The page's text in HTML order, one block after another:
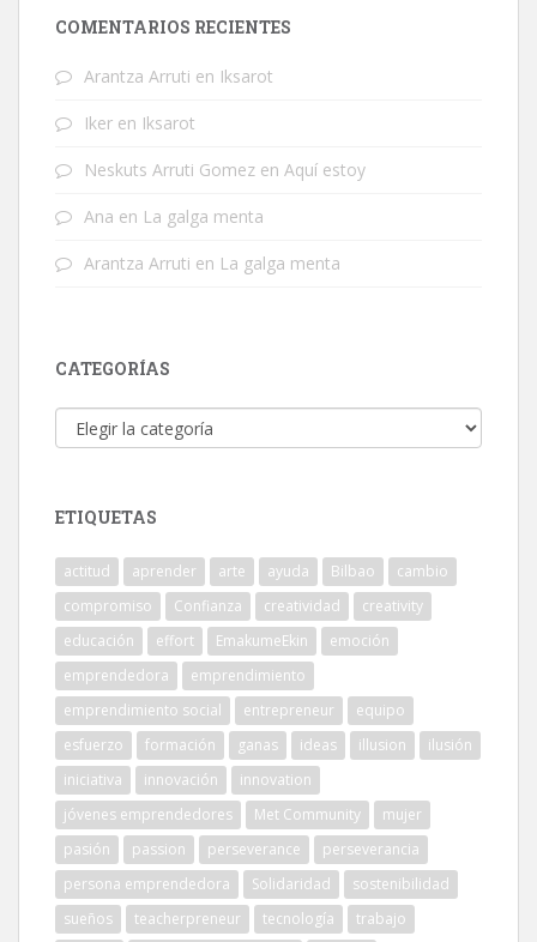
COMENTARIOS RECIENTES
Arantza Arruti en Iksarot
Iker en Iksarot
Neskuts Arruti Gomez en Aquí estoy
Ana en La galga menta
Arantza Arruti en La galga menta
CATEGORÍAS
Categorías
ETIQUETAS
actitud aprender arte ayuda Bilbao
cambio
compromiso
Confianza creatividad
creativity
educación
effort EmakumeEkin
emoción
emprendedora
emprendimiento
emprendimiento social
entrepreneur
equipo
esfuerzo
formación ganas ideas illusion
ilusión
iniciativa
innovación
innovation
jóvenes emprendedores
Met Community
mujer
pasión
passion perseverance
perseverancia
persona emprendedora
Solidaridad
sostenibilidad
sueños
teacherpreneur tecnología
trabajo